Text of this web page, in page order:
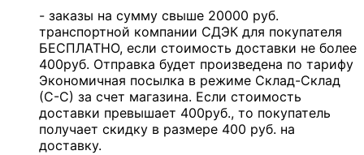
- заказы на сумму свыше 20000 руб.
транспортной компании СДЭК для покупателя
БЕСПЛАТНО, если стоимость доставки не более
400руб. Отправка будет произведена по тарифу
Экономичная посылка в режиме Склад-Склад
(С-С) за счет магазина. Если стоимость
доставки превышает 400руб., то покупатель
получает скидку в размере 400 руб. на
доставку.